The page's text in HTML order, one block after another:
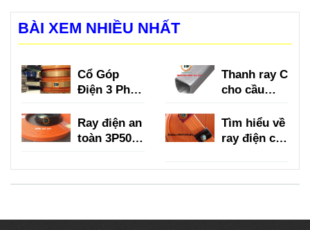
BÀI XEM NHIỀU NHẤT
Cổ Góp
Điện 3 Pha
Thanh ray C
cho cầu
Ray điện an
toàn 3P50A,
3P100A,
3P150A
Tìm hiểu về
ray điện cầu
150A